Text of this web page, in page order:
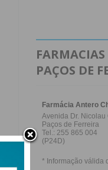
FARMACIAS
PAÇOS DE